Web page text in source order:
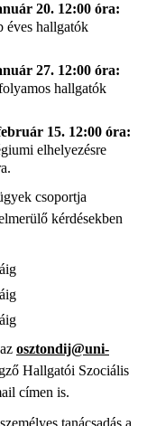
20. 12:00 óra:
éves hallgatók
27. 12:00 óra:
hallgatók
15. 12:00 óra:
elhelyezésre
csoportja
kérdésekben
osztondij@uni-
Hallgatói Szociális
címen is.